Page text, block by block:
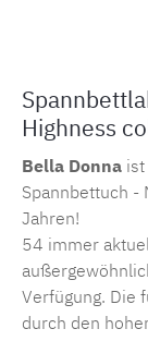
Highness
Bella Donna
Spannbettuch -
Jahren!
54 immer
Verfügung. Die
durch den